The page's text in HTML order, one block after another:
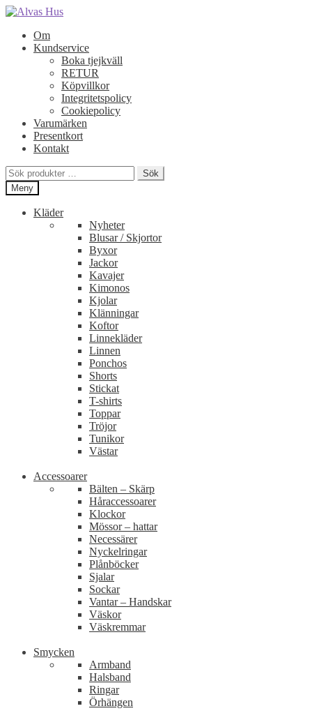
Hoppa
navigering
Hoppa
innehållOm
Kundservice
Boka tjejkväll
RETUR
Köpvillkor
Integritetspolicy
Cookiepolicy
Varumärken
Presentkort
Kontakt
Sök
efter:
Sök
Meny
Kläder
Nyheter
Blusar / Skjortor
Byxor
Jackor
Kavajer
Kimonos
Kjolar
Klänningar
Koftor
Linnekläder
Linnen
Ponchos
Shorts
Stickat
T-shirts
Toppar
Tröjor
Tunikor
Västar
Accessoarer
Bälten – Skärp
Håraccessoarer
Klockor
Mössor – hattar
Necessärer
Nyckelringar
Plånböcker
Sjalar
Sockar
Vantar – Handskar
Väskor
Väskremmar
Smycken
Armband
Halsband
Ringar
Örhängen